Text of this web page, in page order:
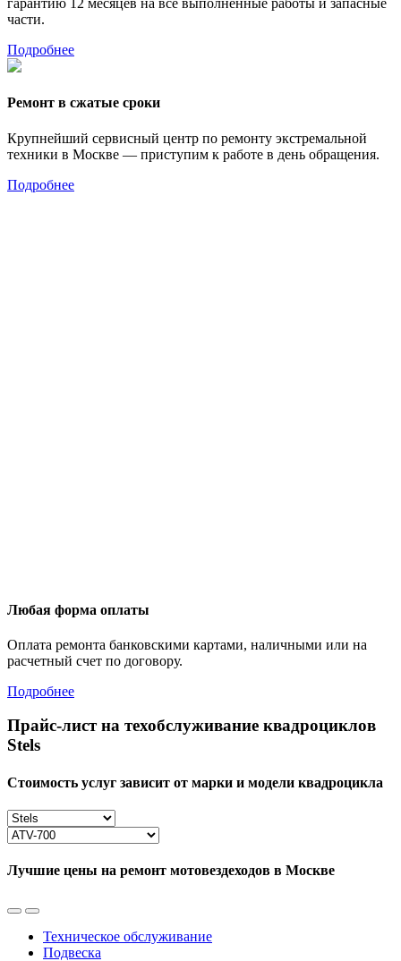
гарантию 12 месяцев на все выполненные работы и запасные
части.
Подробнее
Ремонт в сжатые сроки
Крупнейший сервисный центр по ремонту экстремальной
техники в Москве — приступим к работе в день обращения.
Подробнее
Любая форма оплаты
Оплата ремонта банковскими картами, наличными или на
расчетный счет по договору.
Подробнее
Прайс-лист на техобслуживание квадроциклов
Stels
Стоимость услуг зависит от марки и модели квадроцикла
Лучшие цены на ремонт мотовездеходов в Москве
Техническое обслуживание
Подвеска